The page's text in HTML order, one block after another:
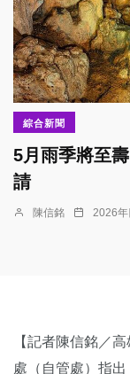
綜合新聞
5月雨季將至
請
陳信銘 2026年
【記者陳信銘／
處（自管處）指